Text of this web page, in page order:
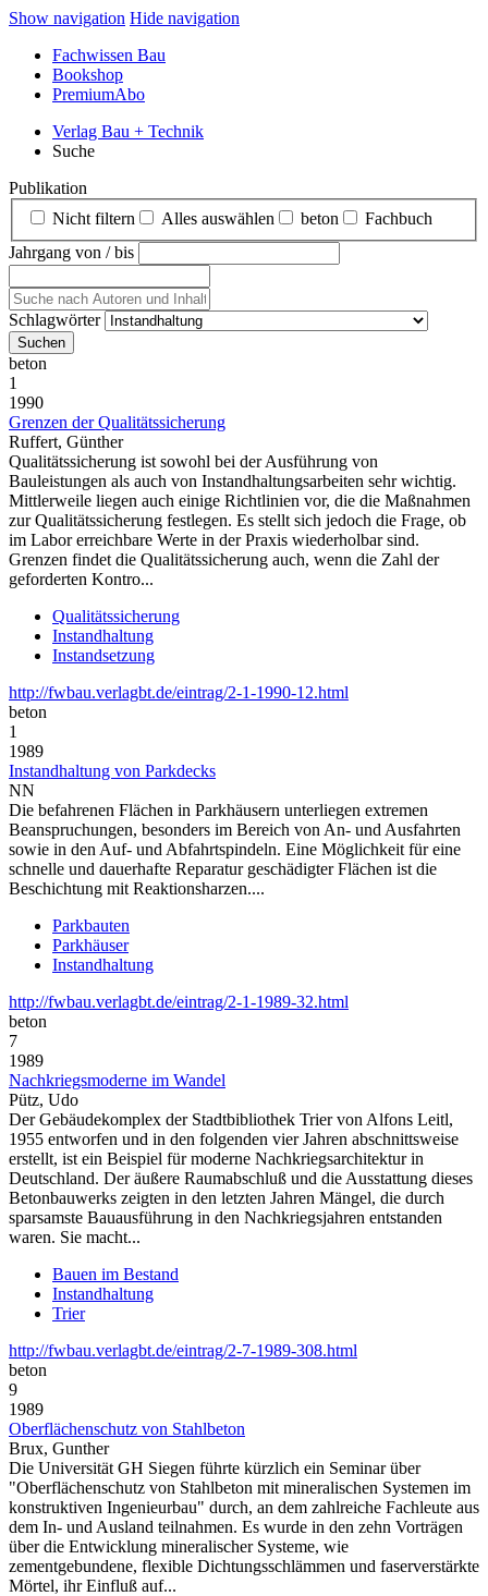
Show navigation Hide navigation
Fachwissen Bau
Bookshop
PremiumAbo
Verlag Bau + Technik
Suche
Publikation
Nicht filtern
Alles auswählen beton
Fachbuch
Jahrgang von / bis
Schlagwörter
beton
1
1990
Grenzen der Qualitätssicherung
Ruffert, Günther
Qualitätssicherung ist sowohl bei der Ausführung von
Bauleistungen als auch von Instandhaltungsarbeiten sehr wichtig.
Mittlerweile liegen auch einige Richtlinien vor, die die Maßnahmen
zur Qualitätssicherung festlegen. Es stellt sich jedoch die Frage, ob
im Labor erreichbare Werte in der Praxis wiederholbar sind.
Grenzen findet die Qualitätssicherung auch, wenn die Zahl der
geforderten Kontro...
Qualitätssicherung
Instandhaltung
Instandsetzung
http://fwbau.verlagbt.de/eintrag/2-1-1990-12.html
beton
1
1989
Instandhaltung von Parkdecks
NN
Die befahrenen Flächen in Parkhäusern unterliegen extremen
Beanspruchungen, besonders im Bereich von An- und Ausfahrten
sowie in den Auf- und Abfahrtspindeln. Eine Möglichkeit für eine
schnelle und dauerhafte Reparatur geschädigter Flächen ist die
Beschichtung mit Reaktionsharzen....
Parkbauten
Parkhäuser
Instandhaltung
http://fwbau.verlagbt.de/eintrag/2-1-1989-32.html
beton
7
1989
Nachkriegsmoderne im Wandel
Pütz, Udo
Der Gebäudekomplex der Stadtbibliothek Trier von Alfons Leitl,
1955 entworfen und in den folgenden vier Jahren abschnittsweise
erstellt, ist ein Beispiel für moderne Nachkriegsarchitektur in
Deutschland. Der äußere Raumabschluß und die Ausstattung dieses
Betonbauwerks zeigten in den letzten Jahren Mängel, die durch
sparsamste Bauausführung in den Nachkriegsjahren entstanden
waren. Sie macht...
Bauen im Bestand
Instandhaltung
Trier
http://fwbau.verlagbt.de/eintrag/2-7-1989-308.html
beton
9
1989
Oberflächenschutz von Stahlbeton
Brux, Gunther
Die Universität GH Siegen führte kürzlich ein Seminar über
"Oberflächenschutz von Stahlbeton mit mineralischen Systemen im
konstruktiven Ingenieurbau" durch, an dem zahlreiche Fachleute aus
dem In- und Ausland teilnahmen. Es wurde in den zehn Vorträgen
über die Entwicklung mineralischer Systeme, wie
zementgebundene, flexible Dichtungsschlämmen und faserverstärkte
Mörtel, ihr Einfluß auf...